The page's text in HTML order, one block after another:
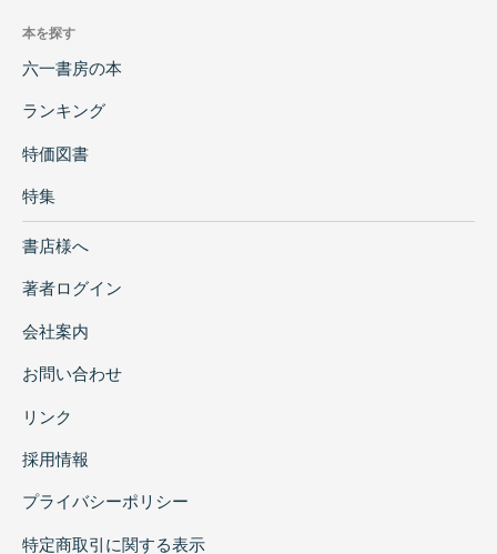
本を探す
六一書房の本
ランキング
特価図書
特集
書店様へ
著者ログイン
会社案内
お問い合わせ
リンク
採用情報
プライバシーポリシー
特定商取引に関する表示